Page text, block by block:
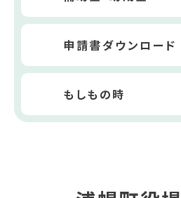
申請書ダウンロード
もしもの時